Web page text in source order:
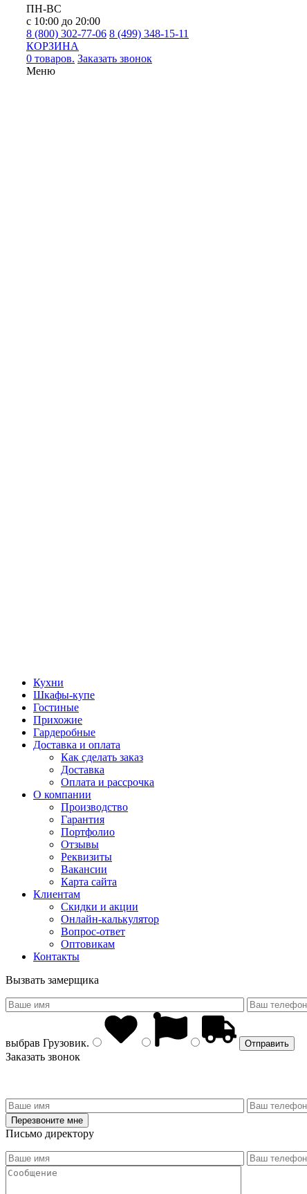
ПН-ВС
с 10:00 до 20:00
8 (800) 302-77-06 8 (499) 348-15-11
КОРЗИНА
0 товаров. Заказать звонок
Меню
Кухни
Шкафы-купе
Гостиные
Прихожие
Гардеробные
Доставка и оплата
Как сделать заказ
Доставка
Оплата и рассрочка
О компании
Производство
Гарантия
Портфолио
Отзывы
Реквизиты
Вакансии
Карта сайта
Клиентам
Скидки и акции
Онлайн-калькулятор
Вопрос-ответ
Оптовикам
Контакты
Вызвать замерщика
выбрав Грузовик.
Заказать звонок
Письмо директору